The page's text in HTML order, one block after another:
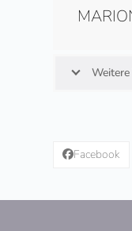
Facebook